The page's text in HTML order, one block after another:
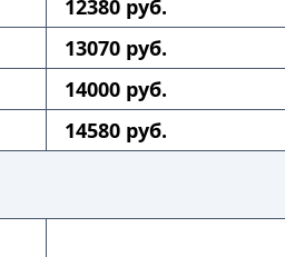
12380 руб.
13070 руб.
14000 руб.
14580 руб.